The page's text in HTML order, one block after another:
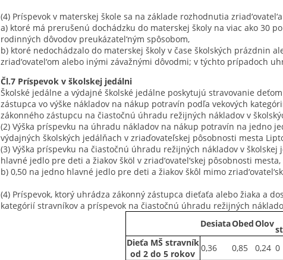
(4) Príspevok v materskej škole sa na základe rozhodnutia
a) ktoré má prerušenú dochádzku do materskej školy na viac ako 30
rodinných dôvodov preukázatel‘ným spôsobom,
b) ktoré nedochádzalo do materskej školy v čase školských prázdnin
zriad‘ovatel‘om alebo inými závažnými dôvodmi; v týchto prípadoch
Čl.7 Príspevok v školskej jedálni
Školské jedálne a výdajné školské jedálne poskytujú stravovanie
zástupca vo výške nákladov na nákup potravín podľa vekových
zákonného zástupcu na čiastočnú úhradu režijných nákladov v
(2) Výška príspevku na úhradu nákladov na nákup potravín na jedno
výdajných školských jedálňach v zriaďovateľskej pôsobnosti mesta
(3) Výška príspevku na čiastočnú úhradu režijných nákladov v
hlavné jedlo pre deti a žiakov šköl v zriad‘ovatel‘skej pôsobnosti mesta,
b) 0,50 na jedno hlavné jedlo pre deti a žiakov škôl mimo
(4) Príspevok, ktorý uhrádza zákonný zástupca dieťaťa alebo žiaka a
kategórií stravníkov a príspevok na čiastočnú úhradu režijných
DesiataObedOlov
Dieťa MŠ stravník
od 2 do 5 rokov
0,36 0,85 0,24 0